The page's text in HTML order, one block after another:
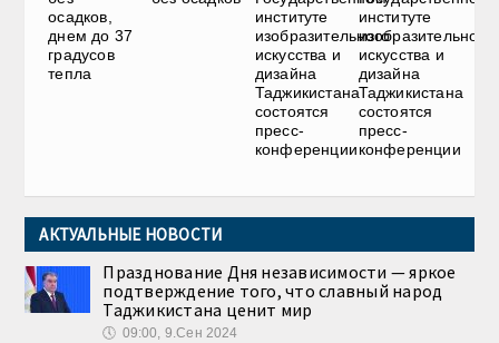
осадков,
днем до 37
градусов
тепла
институте
изобразительного
искусства и
дизайна
Таджикистана
состоятся
пресс-
конференции
институте
изобразительного
искусства и
дизайна
Таджикистана
состоятся
пресс-
конференции
АКТУАЛЬНЫЕ НОВОСТИ
Празднование Дня независимости — яркое
подтверждение того, что славный народ
Таджикистана ценит мир
🕔 09:00, 9.Сен 2024